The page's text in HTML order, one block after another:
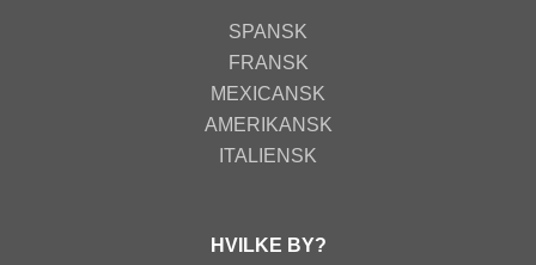
SPANSK
FRANSK
MEXICANSK
AMERIKANSK
ITALIENSK
HVILKE BY?